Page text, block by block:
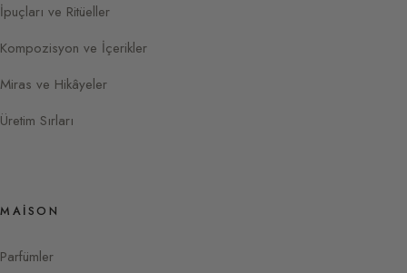
İpuçları ve Ritüeller
Kompozisyon ve İçerikler
Miras ve Hikâyeler
Üretim Sırları
MAISON
Parfümler